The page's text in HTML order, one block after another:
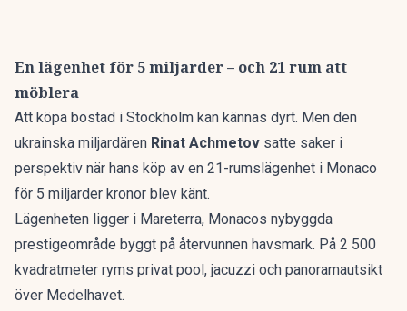
En lägenhet för 5 miljarder – och 21 rum att
möblera
Att köpa bostad i Stockholm kan kännas dyrt. Men den
ukrainska miljardären Rinat Achmetov satte saker i
perspektiv när hans köp av en 21-rumslägenhet i Monaco
för 5 miljarder kronor blev känt.
Lägenheten ligger i Mareterra, Monacos nybyggda
prestigeområde byggt på återvunnen havsmark. På 2 500
kvadratmeter ryms privat pool, jacuzzi och panoramautsikt
över Medelhavet.